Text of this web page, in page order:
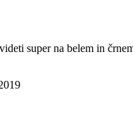
super na belem in